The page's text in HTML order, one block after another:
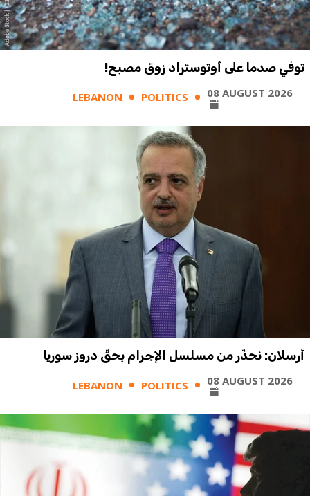
توفي صدما على أوتوستراد زوق مصبح!
LEBANON POLITICS 08 AUGUST 2026
أرسلان: نحذّر من مسلسل الإجرام بحقّ دروز سوريا
LEBANON POLITICS 08 AUGUST 2026